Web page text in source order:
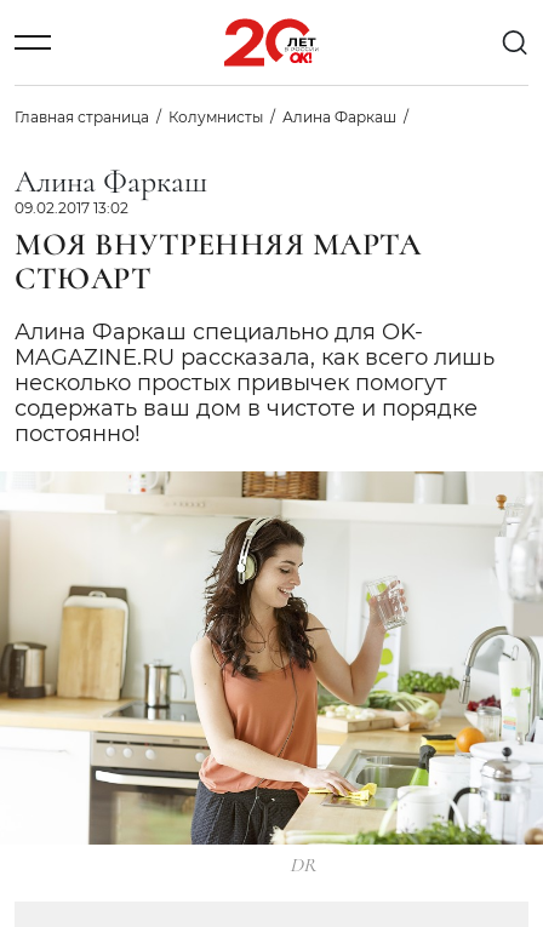
Главная страница Колумнисты Алина Фаркаш
Алина Фаркаш
09.02.2017 13:02
МОЯ ВНУТРЕННЯЯ МАРТА
СТЮАРТ
Алина Фаркаш специально для OK-
MAGAZINE.RU рассказала, как всего лишь
несколько простых привычек помогут
содержать ваш дом в чистоте и порядке
постоянно!
DR